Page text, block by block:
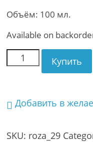
Объём: 100 мл.
Available on
Купить
Добавить в
SKU: roza_29